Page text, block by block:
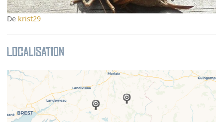
De krist29
Localisation